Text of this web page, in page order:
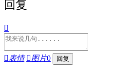
回复

表情 图片0